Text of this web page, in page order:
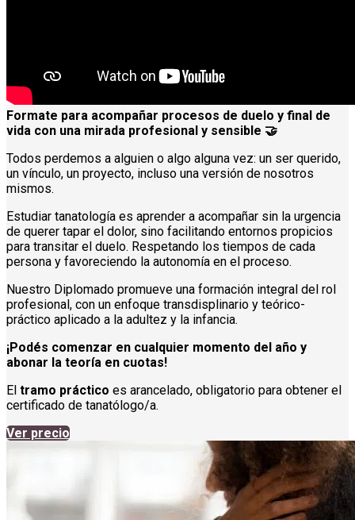
Formate para acompañar procesos de duelo y final de
vida con una mirada profesional y sensible 🤝
Todos perdemos a alguien o algo alguna vez: un ser querido,
un vínculo, un proyecto, incluso una versión de nosotros
mismos.
Estudiar tanatología es aprender a acompañar sin la urgencia
de querer tapar el dolor, sino facilitando entornos propicios
para transitar el duelo. Respetando los tiempos de cada
persona y favoreciendo la autonomía en el proceso.
Nuestro Diplomado promueve una formación integral del rol
profesional, con un enfoque transdisplinario y teórico-
práctico aplicado a la adultez y la infancia.
¡Podés comenzar en cualquier momento del año y
abonar la teoría en cuotas!
El tramo práctico es arancelado, obligatorio para obtener el
certificado de tanatólogo/a.
Ver precio